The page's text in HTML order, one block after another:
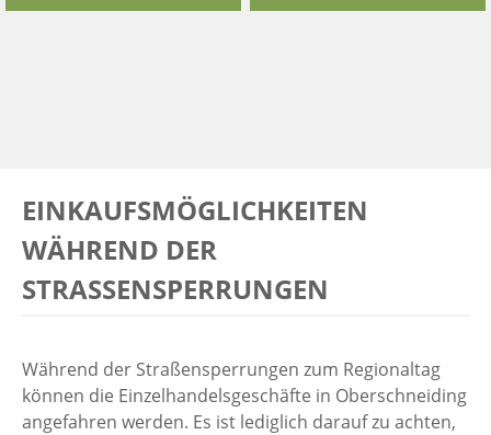
EINKAUFSMÖGLICHKEITEN
WÄHREND DER
STRASSENSPERRUNGEN
Während der Straßensperrungen zum Regionaltag
können die Einzelhandelsgeschäfte in Oberschneiding
angefahren werden. Es ist lediglich darauf zu achten,